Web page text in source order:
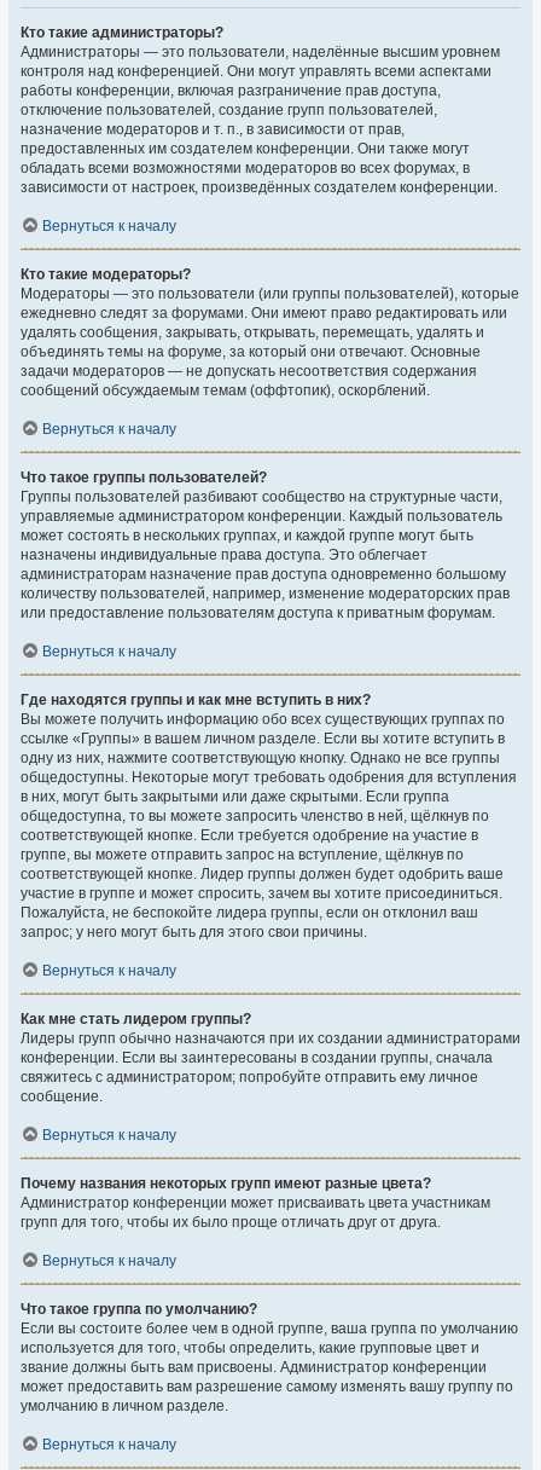
Кто такие администраторы?
Администраторы — это пользователи, наделённые высшим уровнем
контроля над конференцией. Они могут управлять всеми аспектами
работы конференции, включая разграничение прав доступа,
отключение пользователей, создание групп пользователей,
назначение модераторов и т. п., в зависимости от прав,
предоставленных им создателем конференции. Они также могут
обладать всеми возможностями модераторов во всех форумах, в
зависимости от настроек, произведённых создателем конференции.
Вернуться к началу
Кто такие модераторы?
Модераторы — это пользователи (или группы пользователей), которые
ежедневно следят за форумами. Они имеют право редактировать или
удалять сообщения, закрывать, открывать, перемещать, удалять и
объединять темы на форуме, за который они отвечают. Основные
задачи модераторов — не допускать несоответствия содержания
сообщений обсуждаемым темам (оффтопик), оскорблений.
Вернуться к началу
Что такое группы пользователей?
Группы пользователей разбивают сообщество на структурные части,
управляемые администратором конференции. Каждый пользователь
может состоять в нескольких группах, и каждой группе могут быть
назначены индивидуальные права доступа. Это облегчает
администраторам назначение прав доступа одновременно большому
количеству пользователей, например, изменение модераторских прав
или предоставление пользователям доступа к приватным форумам.
Вернуться к началу
Где находятся группы и как мне вступить в них?
Вы можете получить информацию обо всех существующих группах по
ссылке «Группы» в вашем личном разделе. Если вы хотите вступить в
одну из них, нажмите соответствующую кнопку. Однако не все группы
общедоступны. Некоторые могут требовать одобрения для вступления
в них, могут быть закрытыми или даже скрытыми. Если группа
общедоступна, то вы можете запросить членство в ней, щёлкнув по
соответствующей кнопке. Если требуется одобрение на участие в
группе, вы можете отправить запрос на вступление, щёлкнув по
соответствующей кнопке. Лидер группы должен будет одобрить ваше
участие в группе и может спросить, зачем вы хотите присоединиться.
Пожалуйста, не беспокойте лидера группы, если он отклонил ваш
запрос; у него могут быть для этого свои причины.
Вернуться к началу
Как мне стать лидером группы?
Лидеры групп обычно назначаются при их создании администраторами
конференции. Если вы заинтересованы в создании группы, сначала
свяжитесь с администратором; попробуйте отправить ему личное
сообщение.
Вернуться к началу
Почему названия некоторых групп имеют разные цвета?
Администратор конференции может присваивать цвета участникам
групп для того, чтобы их было проще отличать друг от друга.
Вернуться к началу
Что такое группа по умолчанию?
Если вы состоите более чем в одной группе, ваша группа по умолчанию
используется для того, чтобы определить, какие групповые цвет и
звание должны быть вам присвоены. Администратор конференции
может предоставить вам разрешение самому изменять вашу группу по
умолчанию в личном разделе.
Вернуться к началу